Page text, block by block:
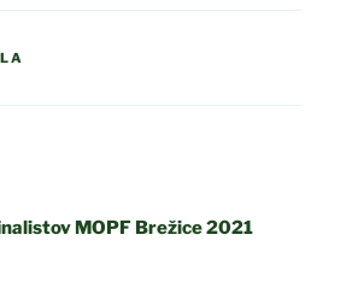
MOPF Brežice 2021